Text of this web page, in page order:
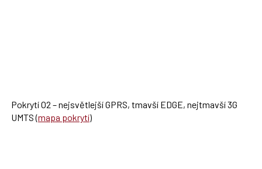
Pokrytí O2 – nejsvětlejší GPRS, tmavší EDGE, nejtmavší 3G
UMTS (mapa pokrytí)